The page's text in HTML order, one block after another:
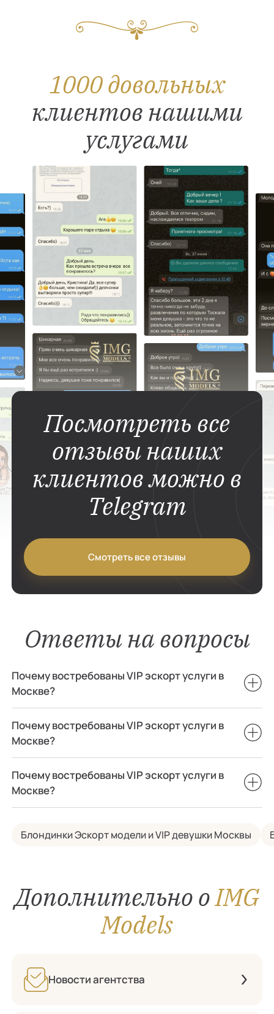
1000 довольных
клиентов нашими
услугами
Посмотреть все
отзывы наших
клиентов можно в
Telegram
Смотреть все отзывы
Ответы на вопросы
Почему востребованы VIP эскорт услуги в
Москве?
Почему востребованы VIP эскорт услуги в
Москве?
Почему востребованы VIP эскорт услуги в
Москве?
Блондинки Эскорт модели и VIP девушки Москвы
Дополнительно оIMG
Models
Новости агентства